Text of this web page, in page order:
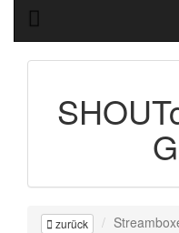
zurück